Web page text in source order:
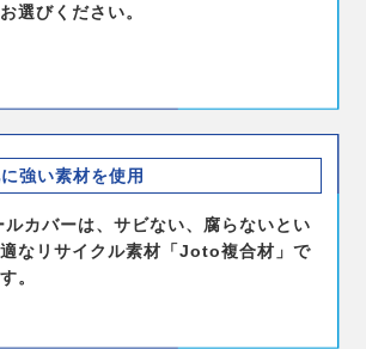
選びください。
強い素材を使用
カバーは、サビない、腐らないとい
なリサイクル素材「Joto複合材」で
。